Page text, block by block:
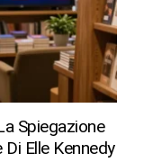
Spiegazione
Di Elle Kennedy